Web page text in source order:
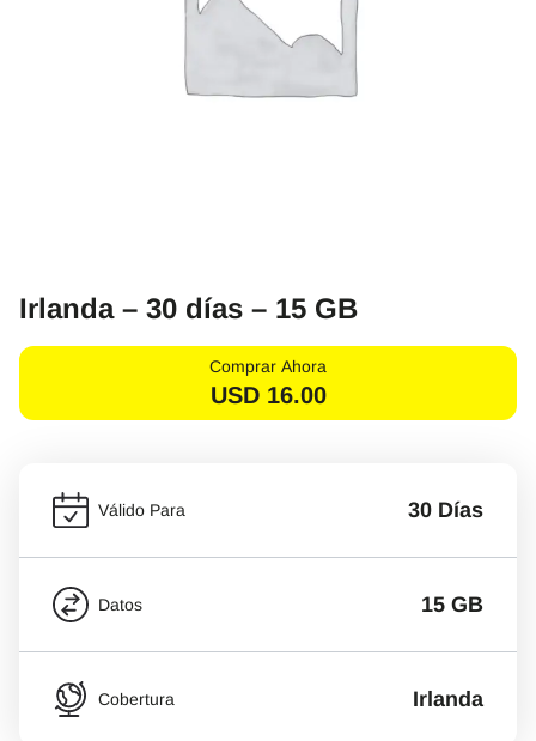
Irlanda – 30 días – 15 GB
Comprar Ahora
USD 16.00
Válido Para 30 Días
Datos 15 GB
Cobertura Irlanda